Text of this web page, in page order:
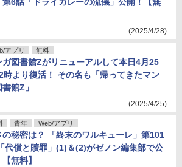
(2025/4/28)
アプリ 無料
ガ図書館Zがリニューアルして本日4月25
時より復活！ その名も「帰ってきたマン
館Z」
(2025/4/25)
青年 Web/アプリ
の秘密は？ 「終末のワルキューレ」第101
代償と贖罪」(1)＆(2)がゼノン編集部で公
無料】